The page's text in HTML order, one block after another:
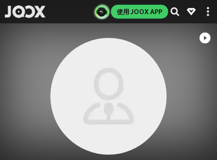
使用 JOOX APP